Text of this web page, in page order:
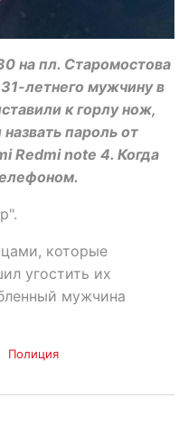
на пл. Старомостова
летнего мужчину в
к горлу нож,
пароль от
Redmi note 4. Когда
которые
угостить их
мужчина
Полиция